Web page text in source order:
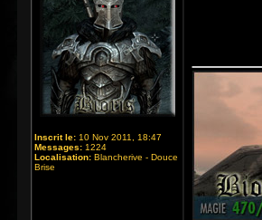
Inscrit le: 10 Nov 2011, 18:47
Messages: 1224
Localisation: Blancherive - Douce
Brise